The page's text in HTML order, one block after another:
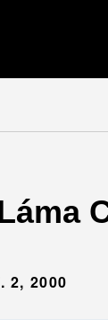
2, 2000